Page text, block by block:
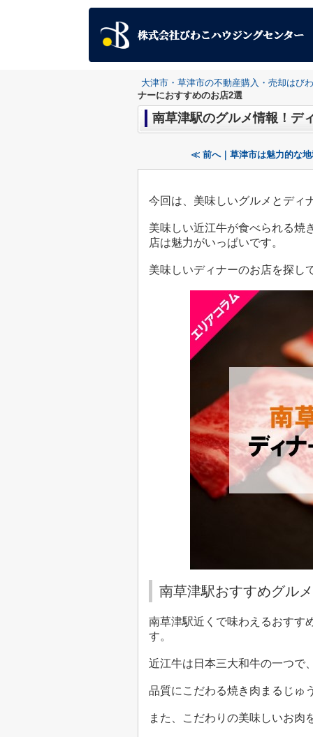
大津市・草津市の不動産購入・売却はび
ナーにおすすめのお店2選
南草津駅のグルメ情報！デ
≪ 前へ｜草津市は魅力的な
今回は、美味しいグルメとディ
美味しい近江牛が食べられる焼
店は魅力がいっぱいです。
美味しいディナーのお店を探し
南草津駅おすすめグル
南草津駅近くで味わえるおすす
す。
近江牛は日本三大和牛の一つで
品質にこだわる焼き肉まるじゅ
また、こだわりの美味しいお肉